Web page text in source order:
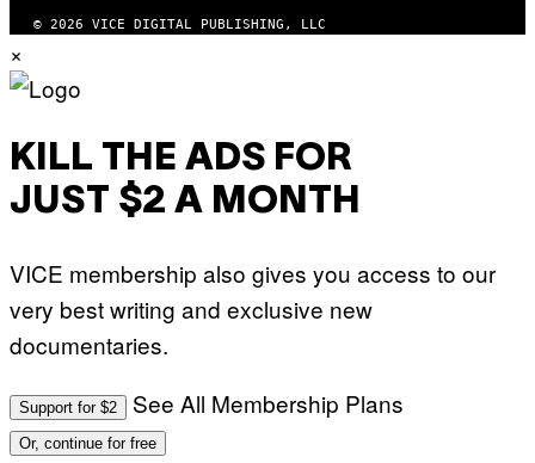
© 2026 VICE DIGITAL PUBLISHING, LLC
×
KILL THE ADS FOR
JUST $2 A MONTH
VICE membership also gives you access to our
very best writing and exclusive new
documentaries.
Support for $2 See All Membership Plans
Or, continue for free